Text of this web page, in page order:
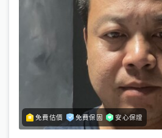
免費估價 免費保固 安心保證